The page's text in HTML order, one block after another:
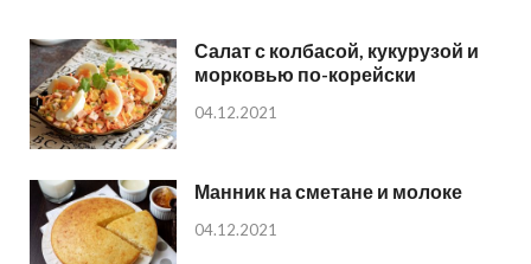
Салат с колбасой, кукурузой и
морковью по-корейски
04.12.2021
Манник на сметане и молоке
04.12.2021